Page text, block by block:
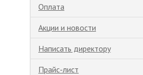
Оплата
Акции и новости
Написать директору
Прайс-лист